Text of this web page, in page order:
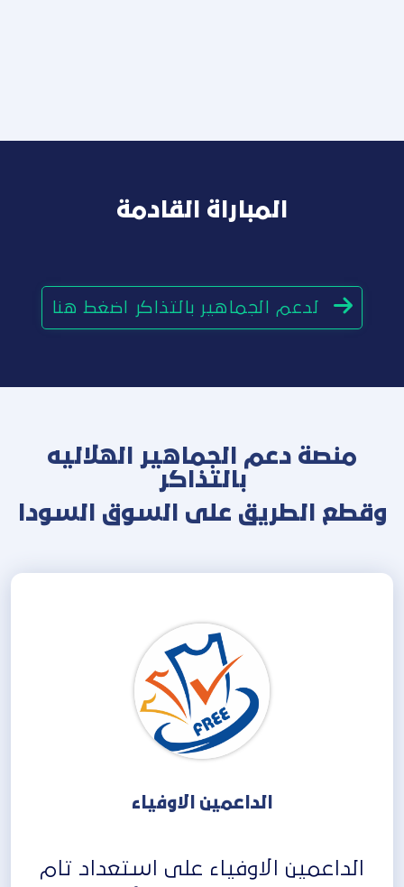
المباراة القادمة
لدعم الجماهير بالتذاكر اضغط هنا
منصة دعم الجماهير الهلاليه
بالتذاكر
وقطع الطريق على السوق السودا
الداعمين الاوفياء
الداعمين الاوفياء على استعداد تام